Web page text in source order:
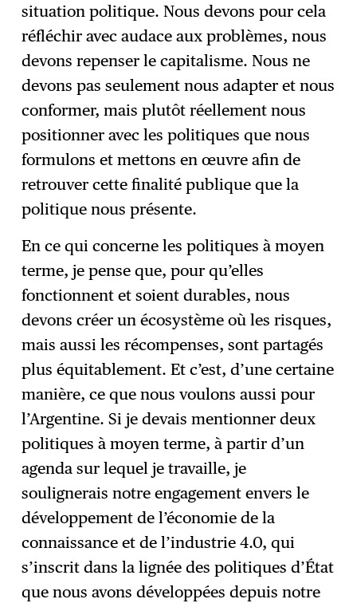
situation politique. Nous devons pour cela
réfléchir avec audace aux problèmes, nous
devons repenser le capitalisme. Nous ne
devons pas seulement nous adapter et nous
conformer, mais plutôt réellement nous
positionner avec les politiques que nous
formulons et mettons en œuvre afin de
retrouver cette finalité publique que la
politique nous présente.
En ce qui concerne les politiques à moyen
terme, je pense que, pour qu’elles
fonctionnent et soient durables, nous
devons créer un écosystème où les risques,
mais aussi les récompenses, sont partagés
plus équitablement. Et c’est, d’une certaine
manière, ce que nous voulons aussi pour
l’Argentine. Si je devais mentionner deux
politiques à moyen terme, à partir d’un
agenda sur lequel je travaille, je
soulignerais notre engagement envers le
développement de l’économie de la
connaissance et de l’industrie 4.0, qui
s’inscrit dans la lignée des politiques d’État
que nous avons développées depuis notre